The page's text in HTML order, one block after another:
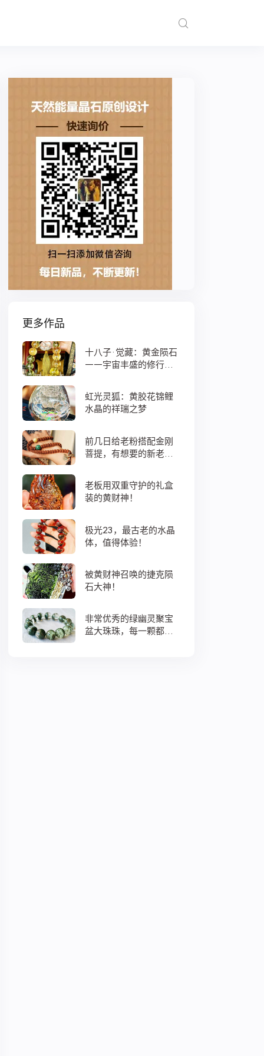
更多作品
十八子·觉藏：黄金陨石
——宇宙丰盛的修行之
虹光灵狐：黄胶花锦鲤
水晶的祥瑞之梦
前几日给老粉搭配金刚
菩提，有想要的新老
老板用双重守护的礼盒
装的黄财神！
极光23，最古老的水晶
体，值得体验！
被黄财神召唤的捷克陨
石大神！
非常优秀的绿幽灵聚宝
盆大珠珠，每一颗都蕴